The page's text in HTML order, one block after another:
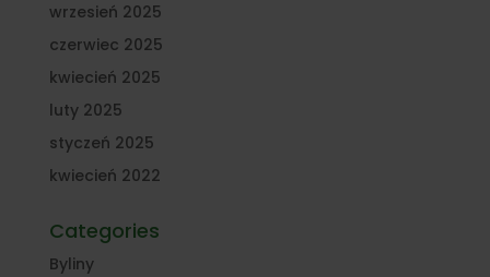
wrzesień 2025
czerwiec 2025
kwiecień 2025
luty 2025
styczeń 2025
kwiecień 2022
Categories
Byliny